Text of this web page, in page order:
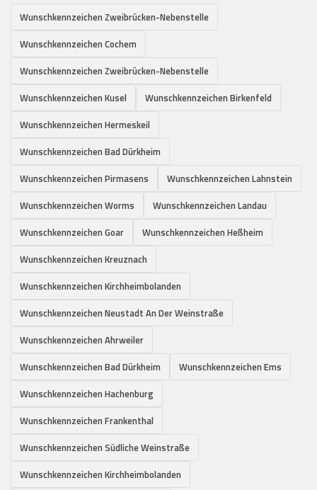
Wunschkennzeichen Zweibrücken-Nebenstelle
Wunschkennzeichen Cochem
Wunschkennzeichen Zweibrücken-Nebenstelle
Wunschkennzeichen Kusel
Wunschkennzeichen Birkenfeld
Wunschkennzeichen Hermeskeil
Wunschkennzeichen Bad Dürkheim
Wunschkennzeichen Pirmasens
Wunschkennzeichen Lahnstein
Wunschkennzeichen Worms
Wunschkennzeichen Landau
Wunschkennzeichen Goar
Wunschkennzeichen Heßheim
Wunschkennzeichen Kreuznach
Wunschkennzeichen Kirchheimbolanden
Wunschkennzeichen Neustadt An Der Weinstraße
Wunschkennzeichen Ahrweiler
Wunschkennzeichen Bad Dürkheim
Wunschkennzeichen Ems
Wunschkennzeichen Hachenburg
Wunschkennzeichen Frankenthal
Wunschkennzeichen Südliche Weinstraße
Wunschkennzeichen Kirchheimbolanden